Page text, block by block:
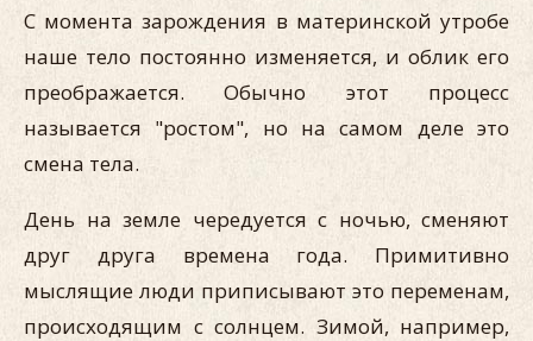
С момента зарождения в материнской утробе
наше тело постоянно изменяется, и облик его
преображается. Обычно этот процесс
называется "ростом", но на самом деле это
смена тела.
День на земле чередуется с ночью, сменяют
друг друга времена года. Примитивно
мыслящие люди приписывают это переменам,
происходящим с солнцем. Зимой, например,